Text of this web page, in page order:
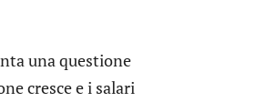
una questione
cresce e i salari